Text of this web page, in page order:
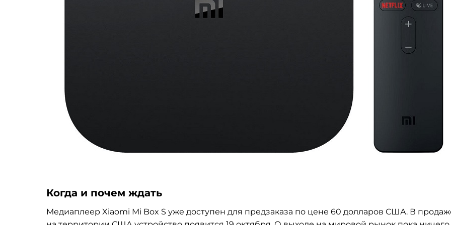
Когда и почем ждать
Медиаплеер Xiaomi Mi Box S уже доступен для предзаказа по цене 60 долларов США. В